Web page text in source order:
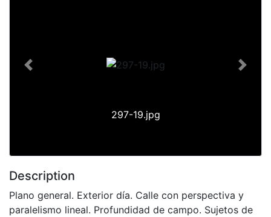
297-19.jpg
Previous Next
Description
Plano general. Exterior día. Calle con perspectiva y
paralelismo lineal. Profundidad de campo. Sujetos de